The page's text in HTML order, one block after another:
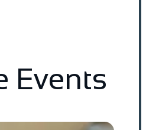
Events